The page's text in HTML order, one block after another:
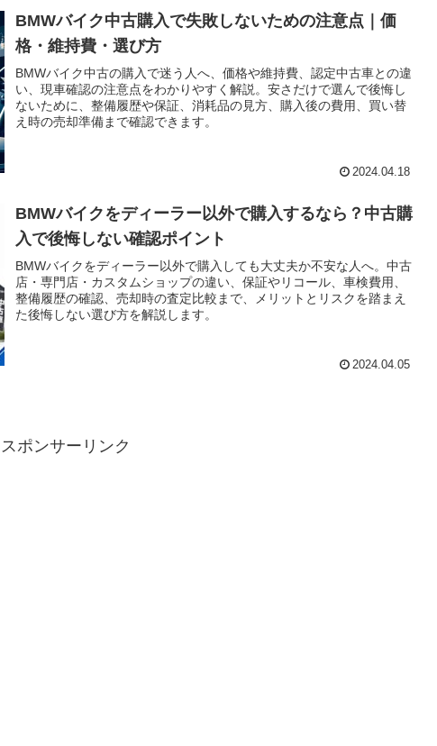
BMWバイク中古購入で失敗しないための注意点｜価
格・維持費・選び方
BMWバイク中古の購入で迷う人へ、価格や維持費、認定中古車との違
い、現車確認の注意点をわかりやすく解説。安さだけで選んで後悔し
ないために、整備履歴や保証、消耗品の見方、購入後の費用、買い替
え時の売却準備まで確認できます。
2024.04.18
BMWバイクをディーラー以外で購入するなら？中古購
入で後悔しない確認ポイント
BMWバイクをディーラー以外で購入しても大丈夫か不安な人へ。中古
店・専門店・カスタムショップの違い、保証やリコール、車検費用、
整備履歴の確認、売却時の査定比較まで、メリットとリスクを踏まえ
た後悔しない選び方を解説します。
2024.04.05
スポンサーリンク